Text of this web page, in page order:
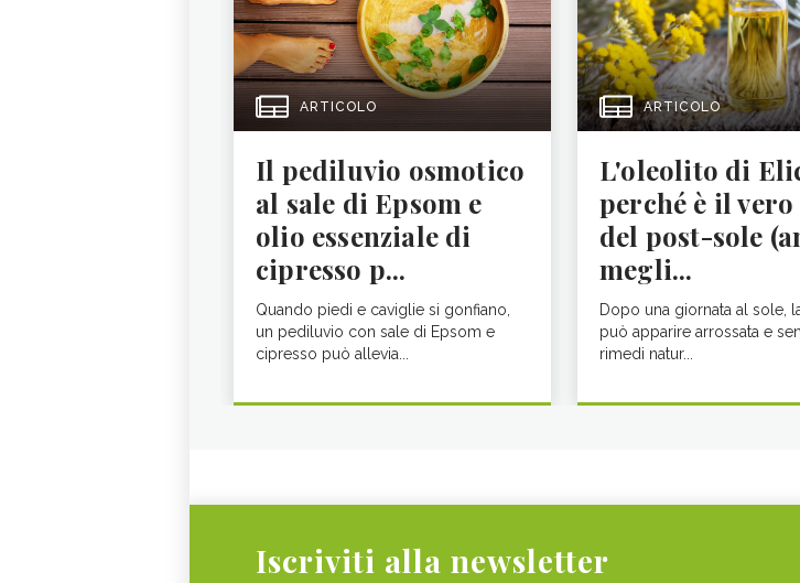
ARTICOLO
Il pediluvio osmotico
al sale di Epsom e
olio essenziale di
cipresso p...
Quando piedi e caviglie si gonfiano,
un pediluvio con sale di Epsom e
cipresso può allevia...
ARTICOLO
L'oleolito di
perché è il
del post-sole
megli...
Dopo una giornata al sole,
può apparire arrossata e
rimedi natur...
Iscriviti alla newsletter